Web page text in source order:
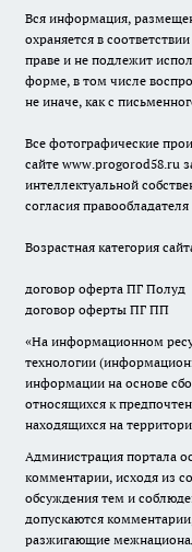
Вся информация,
охраняется в
праве и не подлежит
форме, в том числе
не иначе, как с
Все фотографические
сайте www.progorod58.ru
интеллектуальной
согласия
Возрастная категория
договор оферта ПГ Полуд
договор оферты ПГ ПП
«На информационном
технологии
информации на основе
относящихся к
находящихся на
Администрация портала
комментарии, исходя из
обсуждения тем и
допускаются
разжигающие